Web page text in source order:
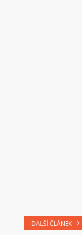
DALŠÍ ČLÁNEK